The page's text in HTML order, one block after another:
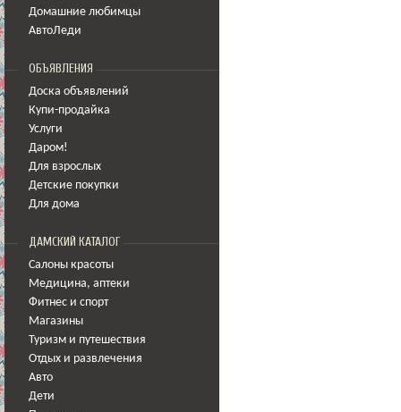
Домашние любимцы
АвтоЛеди
ОБЪЯВЛЕНИЯ
Доска объявлений
Купи-продайка
Услуги
Даром!
Для взрослых
Детские покупки
Для дома
ДАМСКИЙ КАТАЛОГ
Салоны красоты
Медицина, аптеки
Фитнес и спорт
Магазины
Туризм и путешествия
Отдых и развлечения
Авто
Дети